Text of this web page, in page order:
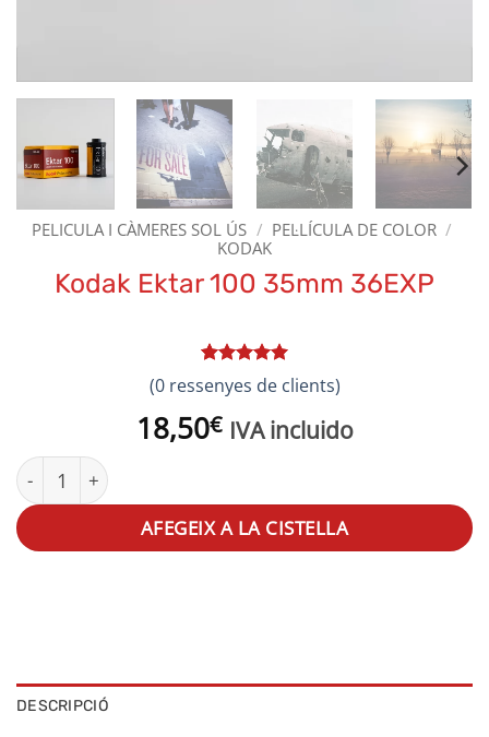
PELICULA I CÀMERES SOL ÚS / PEL·LÍCULA DE COLOR /
KODAK
Kodak Ektar 100 35mm 36EXP
5
sobre 5 en
funció d'
valoració
(0ressenyes de clients)
18,50€ IVA incluido
quantitat de Kodak Ektar 100 35mm 36EXP
AFEGEIX A LA CISTELLA
DESCRIPCIÓ